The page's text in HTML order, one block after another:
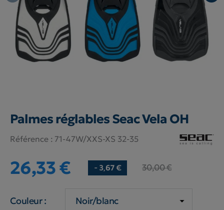
Palmes réglables Seac Vela OH
Référence : 71-47W/XXS-XS 32-35
26,33 € - 3,67 € 30,00 €
Couleur :